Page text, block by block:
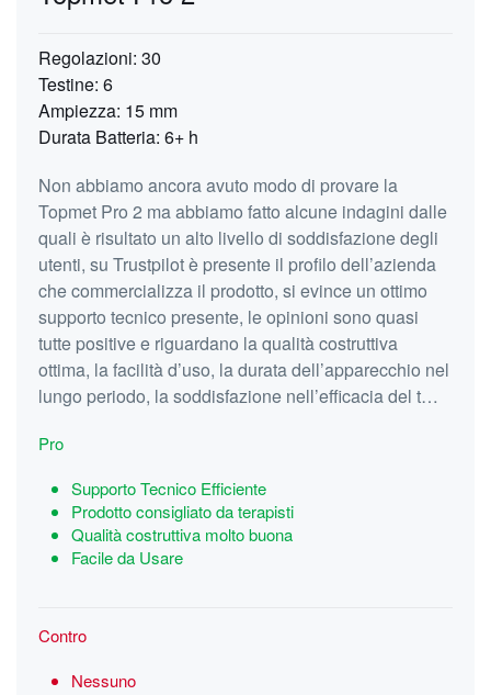
Regolazioni: 30
Testine: 6
Ampiezza: 15 mm
Durata Batteria: 6+ h
Non abbiamo ancora avuto modo di provare la
Topmet Pro 2 ma abbiamo fatto alcune indagini dalle
quali è risultato un alto livello di soddisfazione degli
utenti, su Trustpilot è presente il profilo dell’azienda
che commercializza il prodotto, si evince un ottimo
supporto tecnico presente, le opinioni sono quasi
tutte positive e riguardano la qualità costruttiva
ottima, la facilità d’uso, la durata dell’apparecchio nel
lungo periodo, la soddisfazione nell’efficacia del t…
Pro
Supporto Tecnico Efficiente
Prodotto consigliato da terapisti
Qualità costruttiva molto buona
Facile da Usare
Contro
Nessuno